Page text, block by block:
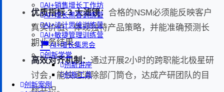
AI+销售增长工作坊
AI+增长黑客训练营
AI+设计思维训练营
AI+敏捷管理训练营
AI+增长集思会
创新学堂
创新讲座
创新工具
创新案例
优质指标 3 大滤镜： 合格的NSM必须能反映客户
真实价值、体现独特产品策略，并能准确预测长
期业务结果。
高效对齐机制：通过开展2小时的跨职能北极星研
讨会，能快速消除部门筒仓，达成产研团队的目
标共识。